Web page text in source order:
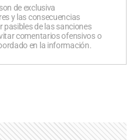
de exclusiva
y las consecuencias
pasibles de las sanciones
comentarios ofensivos o
en la información.